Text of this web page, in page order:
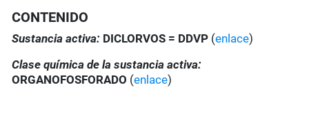
CONTENIDO
Sustancia activa: DICLORVOS = DDVP (enlace)
Clase química de la sustancia activa:
ORGANOFOSFORADO (enlace)